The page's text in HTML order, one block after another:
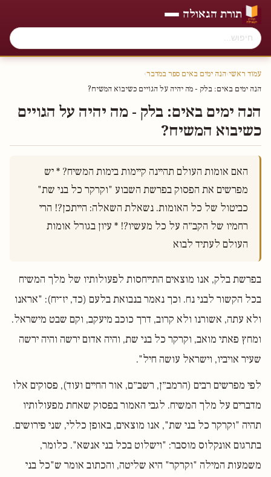
תורת הגאולה
עמוד ראשי›הנה ימים באים ספר במדבר›
הנה ימים באים׃ בלק - מה יהיה על הגויים כשיבוא המשיח?
הנה ימים באים׃ בלק - מה יהיה על הגויים
כשיבוא המשיח?
העולם לעתיד לבוא
בפרשת בלק, אנו מוצאים התייחסות לפעולותיו של מלך המשיח
בכל הקשור לבני נח. וכך נאמר בנבואת בלעם (כד, יז־יח): "אראנו
ולא עתה, אשורנו ולא קרוב, דרך כוכב מיעקב, וקם שבט מישראל.
ומחץ פאתי מואב, וקרקר כל בני שת, והיה אדום ירשה והיה ירשה
שעיר אויביו, וישראל עושה חיל".
לפי מפרשים רבים (הרמב״ן, רשב״ם, אור החיים ועוד), פסוקים אלו
מדברים על מלך המשיח. לגבי האמור בפסוק שאחת מפעולותיו
תהיה "וקרקר כל בני שת", אנו מוצאים, באופן כללי, שני פירושים.
בתרגום אונקלוס מוסבר: "וישלוט בכל בני אנשא". כלומר,
משמעות המילה "וקרקר" היא שליטה, והכתוב אומר ש"כל בני